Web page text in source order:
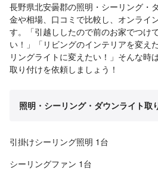
長野県北安曇郡の照明・シーリング・
金や相場、口コミで比較し、オンライ
す。「引越ししたので前のお家でつけ
い！」「リビングのインテリアを変え
リングライトに変えたい！」そんな時
取り付けを依頼しましょう！
照明・シーリング・ダウンライト取
引掛けシーリング照明 1台
シーリングファン 1台